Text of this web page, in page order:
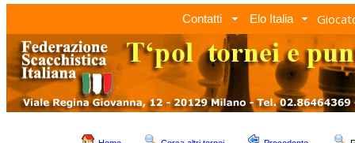
Contatti Elo Italia